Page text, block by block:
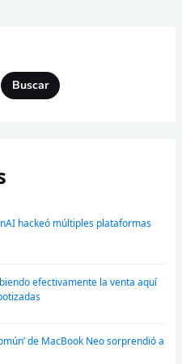
Buscar
hackeó múltiples plataformas
efectivamente la venta aquí
de MacBook Neo sorprendió a